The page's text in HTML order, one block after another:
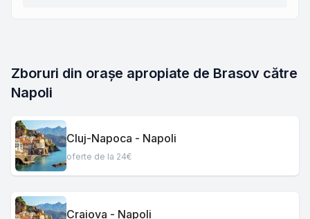
Zboruri din orașe apropiate de Brasov către
Napoli
Cluj-Napoca - Napoli
oferte de la 24€
Craiova - Napoli